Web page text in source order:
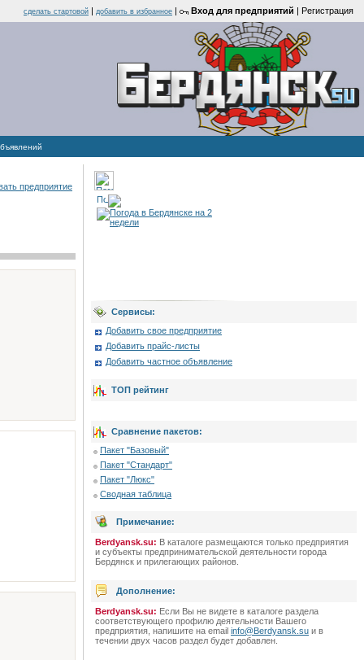
cделать стартовой | добавить в избранное | Вход для предприятий | Регистрация
предприятие
Сервисы:
Добавить свое предприятие
Добавить прайс-листы
Добавить частное объявление
ТОП рейтинг
Сравнение пакетов:
Пакет "Базовый"
Пакет "Стандарт"
Пакет "Люкс"
Сводная таблица
Примечание:
Berdyansk.su: В каталоге размещаются только предприятия
и субъекты предпринимательской деятельности города
Бердянск и прилегающих районов.
Дополнение:
Berdyansk.su: Если Вы не видете в каталоге раздела
соответствующего профилю деятельности Вашего
предприятия, напишите на email info@Berdyansk.su и в
течении двух часов раздел будет добавлен.